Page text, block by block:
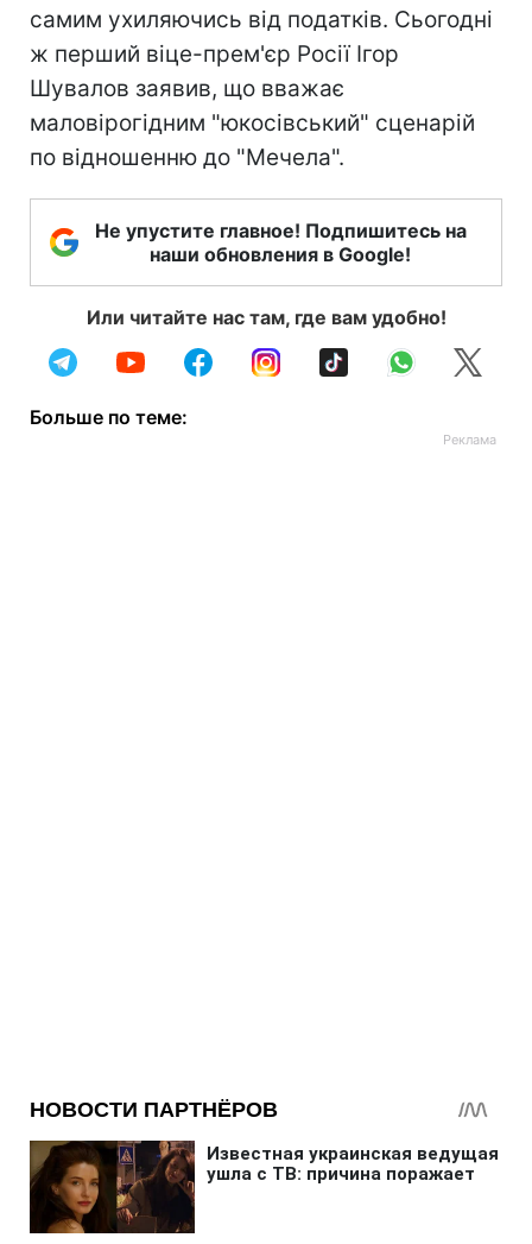
самим ухиляючись від податків. Сьогодні
ж перший віце-прем'єр Росії Ігор
Шувалов заявив, що вважає
маловірогідним "юкосівський" сценарій
по відношенню до "Мечела".
Не упустите главное! Подпишитесь на
наши обновления в Google!
Или читайте нас там, где вам удобно!
Больше по теме: